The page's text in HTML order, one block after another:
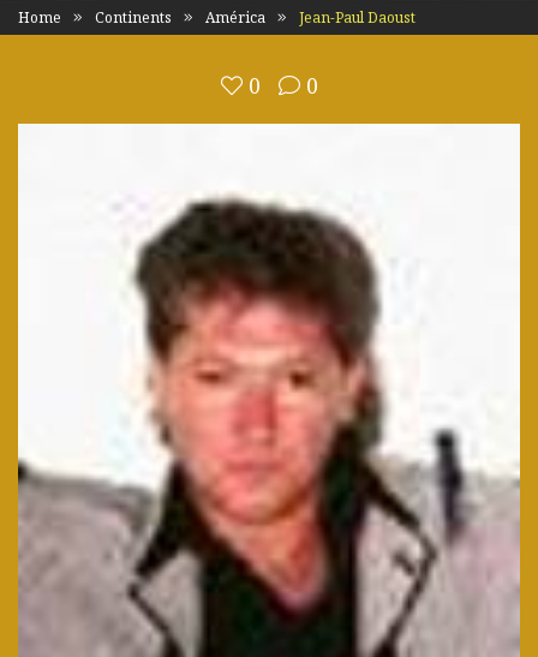
Home Continents América Jean-Paul Daoust
0 0